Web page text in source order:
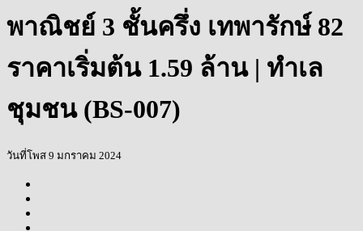
พาณิชย์ 3 ชั้นครึ่ง เทพารักษ์ 82
ราคาเริ่มต้น 1.59 ล้าน | ทำเล
ชุมชน (BS-007)
วันที่โพส 9 มกราคม 2024